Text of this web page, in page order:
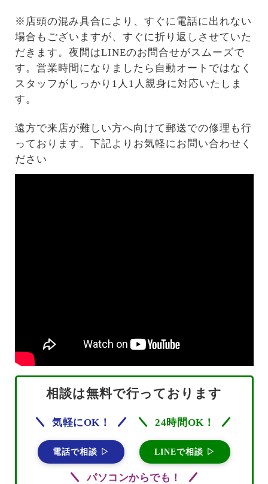
※店頭の混み具合により、すぐに電話に出れない
場合もございますが、すぐに折り返しさせていた
だきます。夜間はLINEのお問合せがスムーズで
す。営業時間になりましたら自動オートではなく
スタッフがしっかり1人1人親身に対応いたしま
す。
遠方で来店が難しい方へ向けて郵送での修理も行
っております。下記よりお気軽にお問い合わせく
ださい
相談は無料で行っております
気軽にOK！
電話で相談 ▷
24時間OK！
LINEで相談 ▷
パソコンからでも！